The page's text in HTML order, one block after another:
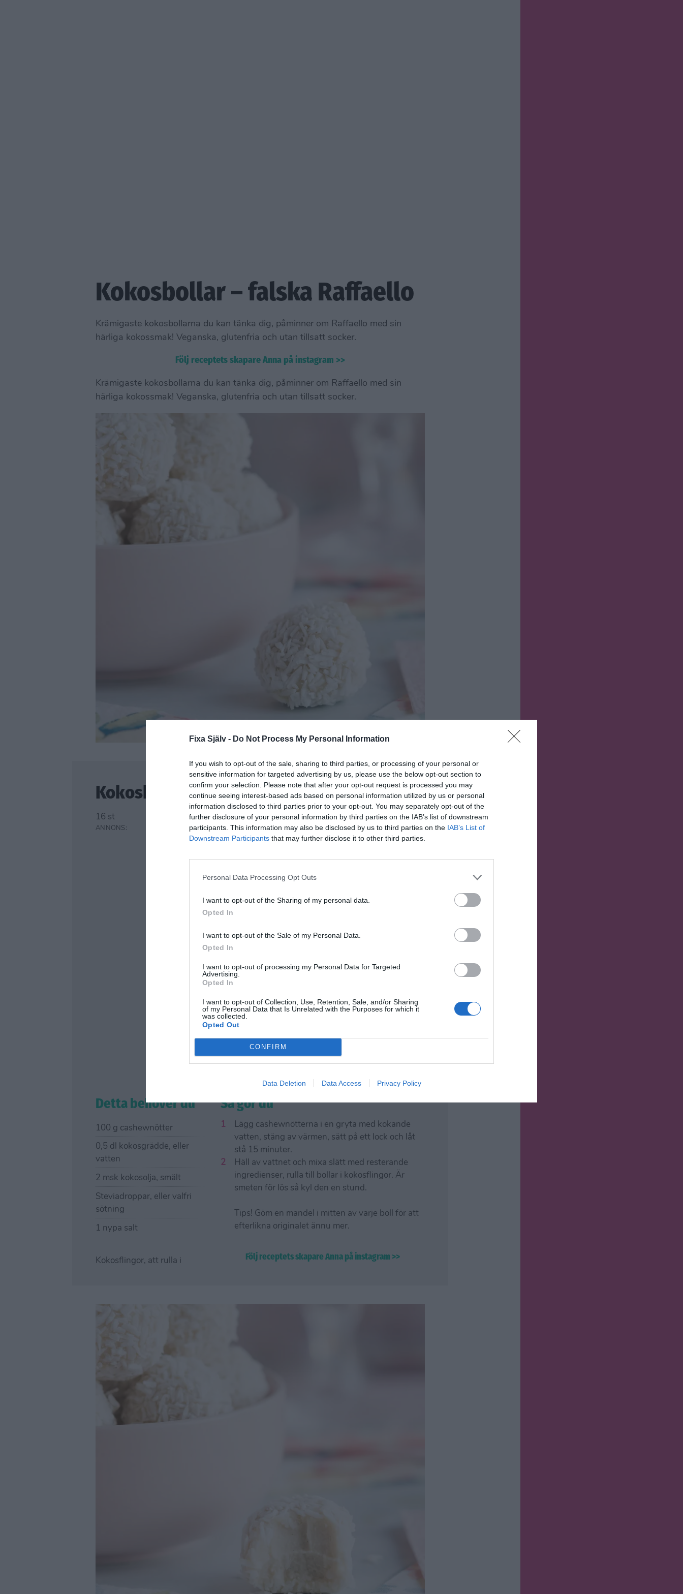
Fixa Själv - Do Not Process My Personal Information
If you wish to opt-out of the sale, sharing to third parties, or processing of your personal or
sensitive information for targeted advertising by us, please use the below opt-out section to
confirm your selection. Please note that after your opt-out request is processed you may
continue seeing interest-based ads based on personal information utilized by us or personal
information disclosed to third parties prior to your opt-out. You may separately opt-out of the
further disclosure of your personal information by third parties on the IAB’s list of downstream
participants. This information may also be disclosed by us to third parties on the IAB’s List of
Downstream Participants that may further disclose it to other third parties.
Personal Data Processing Opt Outs
I want to opt-out of the Sharing of my personal data.
Opted In
I want to opt-out of the Sale of my Personal Data.
Opted In
I want to opt-out of processing my Personal Data for Targeted
Advertising.
Opted In
I want to opt-out of Collection, Use, Retention, Sale, and/or Sharing
of my Personal Data that Is Unrelated with the Purposes for which it
was collected.
Opted Out
CONFIRM
Data Deletion Data Access Privacy Policy
Kokosbollar – falska Raffaello
Krämigaste kokosbollarna du kan tänka dig, påminner om Raffaello med sin
härliga kokossmak! Veganska, glutenfria och utan tillsatt socker.
Följ receptets skapare Anna på instagram >>
Krämigaste kokosbollarna du kan tänka dig, påminner om Raffaello med sin
härliga kokossmak! Veganska, glutenfria och utan tillsatt socker.
Kokosbollar – Raffaello
16 st
Detta behöver du
100 g cashewnötter
0,5 dl kokosgrädde, eller
vatten
2 msk kokosolja, smält
Steviadroppar, eller valfri
sötning
1 nypa salt
Kokosflingor, att rulla i
Så gör du
Lägg cashewnötterna i en gryta med kokande
vatten, stäng av värmen, sätt på ett lock och låt
stå 15 minuter.
Häll av vattnet och mixa slätt med resterande
ingredienser, rulla till bollar i kokosflingor. Är
smeten för lös så kyl den en stund.
Tips! Göm en mandel i mitten av varje boll för att
efterlikna originalet ännu mer.
Följ receptets skapare Anna på instagram >>